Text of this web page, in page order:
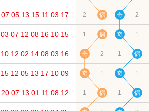
07 05 13 15 11 03 17 2 偶 奇 2
03 07 12 08 16 10 15 1 偶 奇 1
10 12 02 14 08 03 16 奇 2 1 偶
15 12 05 13 17 10 09 奇 1 奇 1
20 07 13 01 11 08 12 1 偶 1 偶